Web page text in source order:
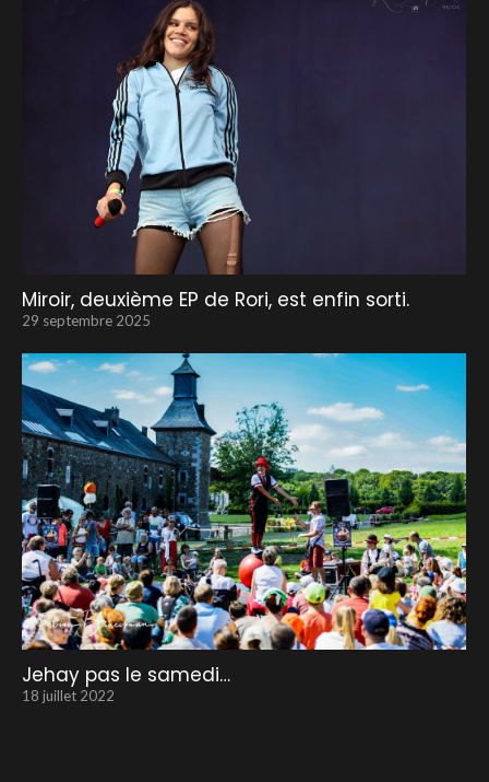
Miroir, deuxième EP de Rori, est enfin sorti.
29 septembre 2025
Jehay pas le samedi…
18 juillet 2022